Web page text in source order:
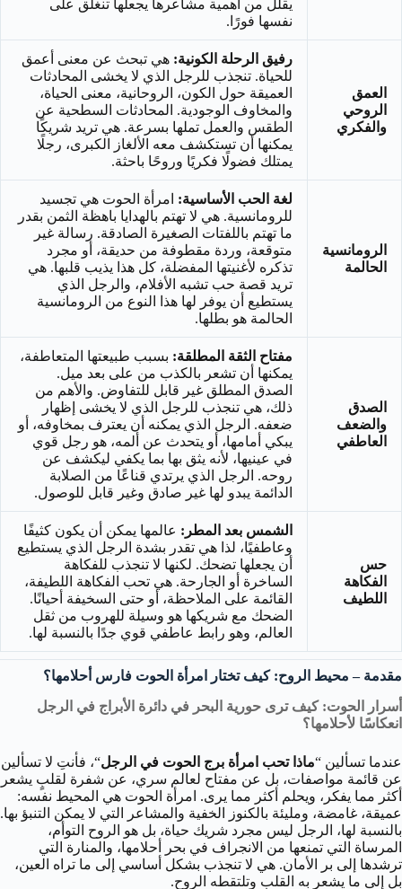
يقلل من أهمية مشاعرها يجعلها تنغلق على
نفسها فورًا.
العمق
الروحي
والفكري
رفيق الرحلة الكونية: هي تبحث عن معنى أعمق
للحياة. تنجذب للرجل الذي لا يخشى المحادثات
العميقة حول الكون، الروحانية، معنى الحياة،
والمخاوف الوجودية. المحادثات السطحية عن
الطقس والعمل تملها بسرعة. هي تريد شريكًا
يمكنها أن تستكشف معه الألغاز الكبرى، رجلًا
يمتلك فضولًا فكريًا وروحًا باحثة.
الرومانسية
الحالمة
لغة الحب الأساسية: امرأة الحوت هي تجسيد
للرومانسية. هي لا تهتم بالهدايا باهظة الثمن بقدر
ما تهتم باللفتات الصغيرة الصادقة. رسالة غير
متوقعة، وردة مقطوفة من حديقة، أو مجرد
تذكره لأغنيتها المفضلة، كل هذا يذيب قلبها. هي
تريد قصة حب تشبه الأفلام، والرجل الذي
يستطيع أن يوفر لها هذا النوع من الرومانسية
الحالمة هو بطلها.
الصدق
والضعف
العاطفي
مفتاح الثقة المطلقة: بسبب طبيعتها المتعاطفة،
يمكنها أن تشعر بالكذب من على بعد ميل.
الصدق المطلق غير قابل للتفاوض. والأهم من
ذلك، هي تنجذب للرجل الذي لا يخشى إظهار
ضعفه. الرجل الذي يمكنه أن يعترف بمخاوفه، أو
يبكي أمامها، أو يتحدث عن ألمه، هو رجل قوي
في عينيها، لأنه يثق بها بما يكفي ليكشف عن
روحه. الرجل الذي يرتدي قناعًا من الصلابة
الدائمة يبدو لها غير صادق وغير قابل للوصول.
حس
الفكاهة
اللطيف
الشمس بعد المطر: عالمها يمكن أن يكون كثيفًا
وعاطفيًا، لذا هي تقدر بشدة الرجل الذي يستطيع
أن يجعلها تضحك. لكنها لا تنجذب للفكاهة
الساخرة أو الجارحة. هي تحب الفكاهة اللطيفة،
القائمة على الملاحظة، أو حتى السخيفة أحيانًا.
الضحك مع شريكها هو وسيلة للهروب من ثقل
العالم، وهو رابط عاطفي قوي جدًا بالنسبة لها.
مقدمة – محيط الروح: كيف تختار امرأة الحوت فارس أحلامها؟
أسرار الحوت: كيف ترى حورية البحر في دائرة الأبراج في الرجل
انعكاسًا لأحلامها؟
عندما تسألين “ماذا تحب امرأة برج الحوت في الرجل“، فأنتِ لا تسألين
عن قائمة مواصفات، بل عن مفتاح لعالم سري، عن شفرة لقلبٍ يشعر
أكثر مما يفكر، ويحلم أكثر مما يرى. امرأة الحوت هي المحيط نفسه:
عميقة، غامضة، ومليئة بالكنوز الخفية والمشاعر التي لا يمكن التنبؤ بها.
بالنسبة لها، الرجل ليس مجرد شريك حياة، بل هو الروح التوأم،
المرساة التي تمنعها من الانجراف في بحر أحلامها، والمنارة التي
ترشدها إلى بر الأمان. هي لا تنجذب بشكل أساسي إلى ما تراه العين،
بل إلى ما يشعر به القلب وتلتقطه الروح.